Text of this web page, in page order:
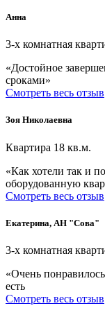
Анна
3-х комнатная
«Достойное
сроками»
Смотреть весь отзыв
Зоя Николаевна
Квартира 18 кв.м.
«Как хотели так и
оборудованную
Смотреть весь отзыв
Екатерина, АН "Сова"
3-х комнатная
«Очень
есть
Смотреть весь отзыв